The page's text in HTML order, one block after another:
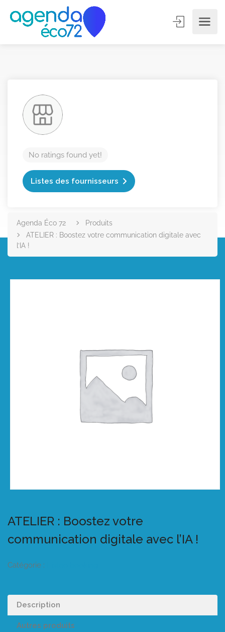
No ratings found yet!
Listes des fournisseurs
Agenda Éco 72
Produits
ATELIER : Boostez votre communication digitale avec
l’IA !
ATELIER : Boostez votre
communication digitale avec l’IA !
Catégorie :
Description
Autres produits